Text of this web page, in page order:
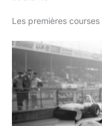
s'affichera
de votre voiture
Vous pourrez
rétroéclairé bleu
Compatibilité
autres
parfaitement
connecté
pourrez
interférence grâce
Les premières